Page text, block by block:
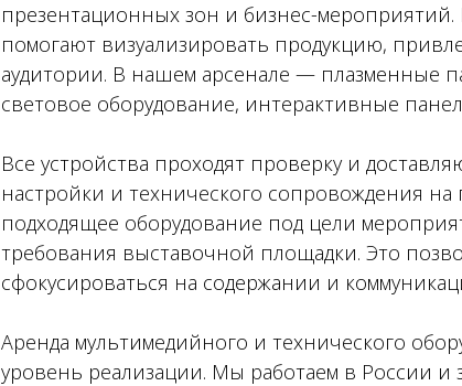
презентационных зон и бизнес-
помогают визуализировать продукцию,
аудитории. В нашем арсенале — плазменные
световое оборудование, интерактивные
Все устройства проходят проверку и
настройки и технического сопровождения
подходящее оборудование под цели
требования выставочной площадки. Это
сфокусироваться на содержании и
Аренда мультимедийного и технического
уровень реализации. Мы работаем в России и